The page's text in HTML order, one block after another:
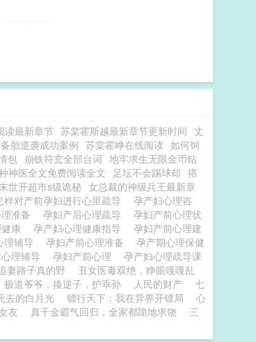
读最新章节 苏棠霍斯越最新章节更新时间 丈
备胎逆袭成功案例 苏棠霍峥在线阅读 如何饲
包 崩铁符玄全部台词 地牢求生无限金币钻
神医全文免费阅读全文 足坛不会踢球却 搭
末世开超市s级诡秘 女总裁的神级兵王最新章
样对产前孕妇进行心里疏导
孕产妇心理咨
准备 孕妇产后心理疏导
孕妇产前心理状
康 孕产妇心理健康指导
孕妇产前心理建
理辅导 孕妇产前心理准备
孕产期心理保健
理辅导 孕妇产前心理
孕产妇心理疏导课
妻路子真的野
丑女医毒双绝，睁眼嘎嘎乱
极道爷爷，揍逆子，护乖孙 人民的财产
七
去的白月光 镖行天下：我在异界开镖局
心
友 真千金霸气回归，全家都跪地求饶
三